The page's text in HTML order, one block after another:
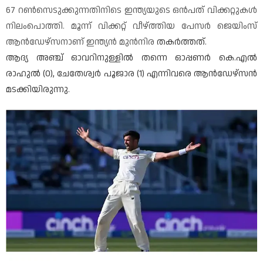
67 റണ്‍സെടുക്കുന്നതിനിടെ ഇന്ത്യയുടെ ഒൻപത് വിക്കറ്റുകള്‍
നിലംപൊത്തി. മൂന്ന് വിക്കറ്റ് വീഴ്ത്തിയ പേസര്‍ ജെയിംസ്
ആന്‍ഡേഴ്സനാണ് ഇന്ത്യന്‍ മുന്‍നിര തകര്‍ത്തത്.
ആദ്യ അഞ്ച് ഓവറിനുള്ളില്‍ തന്നെ ഓപ്പണര്‍ കെ.എല്‍
രാഹുല്‍ (0), ചേതേശ്വര്‍ പൂജാര (1) എന്നിവരെ ആന്‍ഡേഴ്സന്‍
മടക്കിയിരുന്നു.